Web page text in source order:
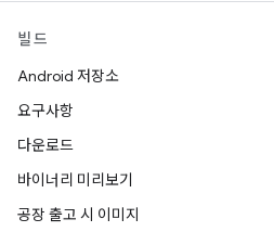
빌드
Android 저장소
요구사항
다운로드
바이너리 미리보기
공장 출고 시 이미지